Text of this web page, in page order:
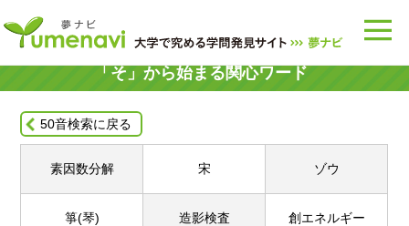
「そ」 から始まる関心ワード
50音検索に戻る
素因数分解 宋 ゾウ
箏(琴) 造影検査 創エネルギー